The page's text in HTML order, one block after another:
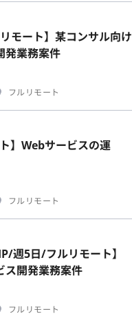
モート】某コンサル向け
発業務案件
フルリモート
】Webサービスの運
フルリモート
週5日/フルリモート】
ス開発業務案件
フルリモート